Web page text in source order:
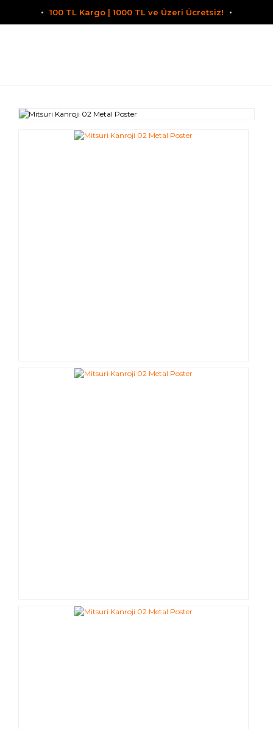
100 TL Kargo | 1000 TL ve Üzeri Ücretsiz!